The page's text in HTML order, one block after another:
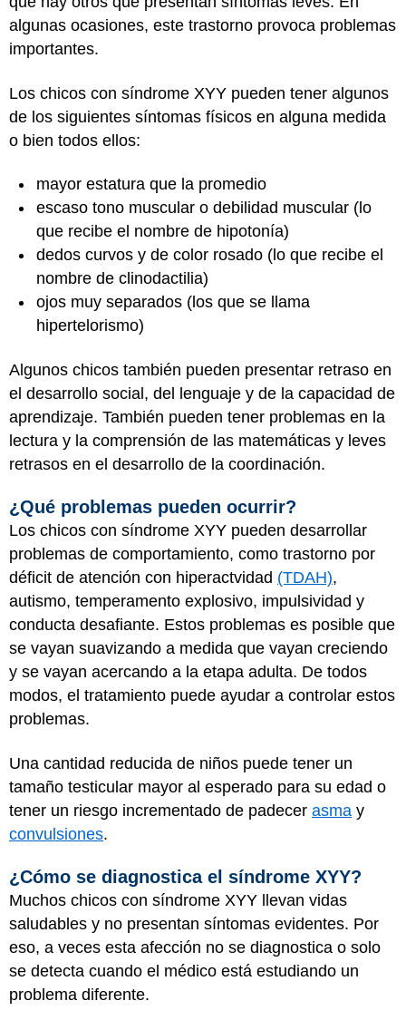
algunas ocasiones, este trastorno provoca problemas
importantes.
Los chicos con síndrome XYY pueden tener algunos
de los siguientes síntomas físicos en alguna medida
o bien todos ellos:
mayor estatura que la promedio
escaso tono muscular o debilidad muscular (lo
que recibe el nombre de hipotonía)
dedos curvos y de color rosado (lo que recibe el
nombre de clinodactilia)
ojos muy separados (los que se llama
hipertelorismo)
Algunos chicos también pueden presentar retraso en
el desarrollo social, del lenguaje y de la capacidad de
aprendizaje. También pueden tener problemas en la
lectura y la comprensión de las matemáticas y leves
retrasos en el desarrollo de la coordinación.
¿Qué problemas pueden ocurrir?
Los chicos con síndrome XYY pueden desarrollar
problemas de comportamiento, como trastorno por
déficit de atención con hiperactvidad (TDAH),
autismo, temperamento explosivo, impulsividad y
conducta desafiante. Estos problemas es posible que
se vayan suavizando a medida que vayan creciendo
y se vayan acercando a la etapa adulta. De todos
modos, el tratamiento puede ayudar a controlar estos
problemas.
Una cantidad reducida de niños puede tener un
tamaño testicular mayor al esperado para su edad o
tener un riesgo incrementado de padecer asma y
convulsiones.
¿Cómo se diagnostica el síndrome XYY?
Muchos chicos con síndrome XYY llevan vidas
saludables y no presentan síntomas evidentes. Por
eso, a veces esta afección no se diagnostica o solo
se detecta cuando el médico está estudiando un
problema diferente.